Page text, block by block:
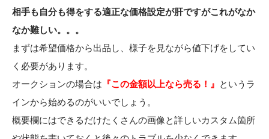
相手も自分も得をする適正な価格設定が肝ですがこれがなか
なか難しい。。。
まずは希望価格から出品し、様子を見ながら値下げをしてい
く必要があります。
オークションの場合は 『この金額以上なら売る！』 というラ
インから始めるのがいいでしょう。
概要欄にはできるだけたくさんの画像と詳しいカスタム箇所